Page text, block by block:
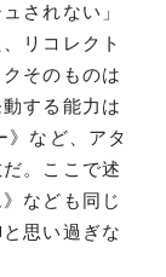
されない」
リコレクト
そのものは
する能力は
》など、アタ
。ここで述
なども同じ
思い過ぎな